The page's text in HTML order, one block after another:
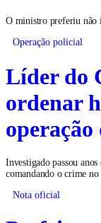
O ministro preferiu
Operação policial
Líder do
ordenar
Investigado passou
comandando o crime no
Nota oficial